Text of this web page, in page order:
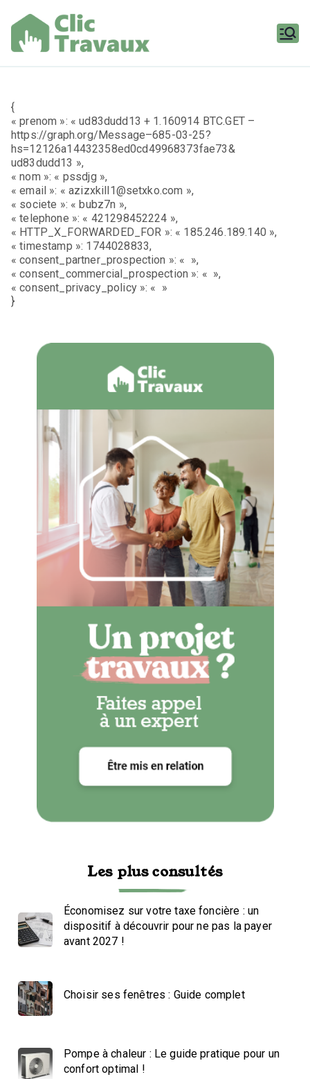
contenu
{
« prenom »: « ud83dudd13 + 1.160914 BTC.GET –
https://graph.org/Message–685-03-25?
hs=12126a14432358ed0cd49968373fae73&
ud83dudd13 »,
« nom »: « pssdjg »,
« email »: « azizxkill1@setxko.com »,
« societe »: « bubz7n »,
« telephone »: « 421298452224 »,
« HTTP_X_FORWARDED_FOR »: « 185.246.189.140 »,
« timestamp »: 1744028833,
« consent_partner_prospection »: « »,
« consent_commercial_prospection »: « »,
« consent_privacy_policy »: « »
}
Les plus consultés
Économisez sur votre taxe foncière : un
dispositif à découvrir pour ne pas la payer
avant 2027 !
Choisir ses fenêtres : Guide complet
Pompe à chaleur : Le guide pratique pour un
confort optimal !